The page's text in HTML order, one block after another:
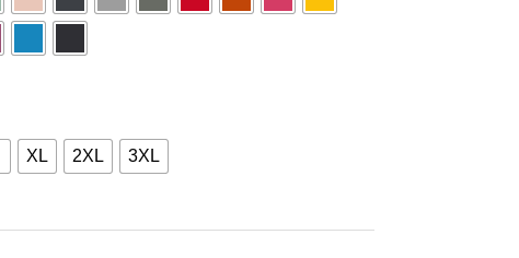
XL 2XL 3XL